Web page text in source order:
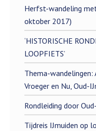
Herfst-wandeling
oktober 2017)
‘HISTORISCHE
LOOPFIETS’
Thema-
Vroeger en Nu, Oud-
Rondleiding door
Tijdreis IJmuiden op